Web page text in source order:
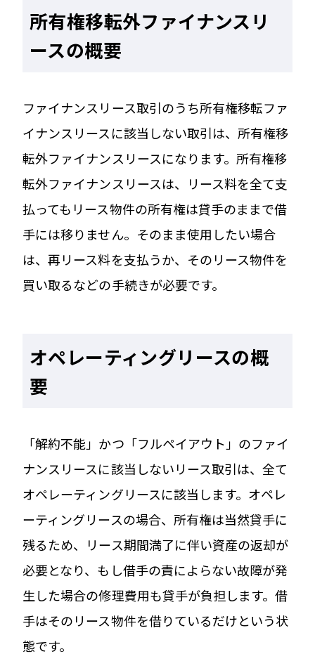
所有権移転外ファイナンスリ
ースの概要
ファイナンスリース取引のうち所有権移転ファ
イナンスリースに該当しない取引は、所有権移
転外ファイナンスリースになります。所有権移
転外ファイナンスリースは、リース料を全て支
払ってもリース物件の所有権は貸手のままで借
手には移りません。そのまま使用したい場合
は、再リース料を支払うか、そのリース物件を
買い取るなどの手続きが必要です。
オペレーティングリースの概
要
「解約不能」かつ「フルペイアウト」のファイ
ナンスリースに該当しないリース取引は、全て
オペレーティングリースに該当します。オペレ
ーティングリースの場合、所有権は当然貸手に
残るため、リース期間満了に伴い資産の返却が
必要となり、もし借手の責によらない故障が発
生した場合の修理費用も貸手が負担します。借
手はそのリース物件を借りているだけという状
態です。